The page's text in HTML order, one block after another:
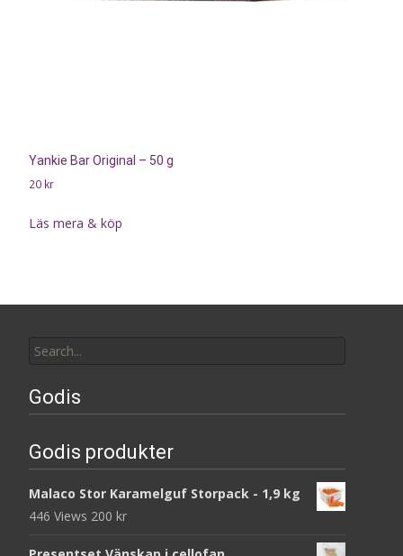
Yankie Bar Original – 50 g
20 kr
Läs mera & köp
for:
Godis
Godis produkter
Malaco Stor Karamelguf Storpack - 1,9 kg
446 Views 200 kr